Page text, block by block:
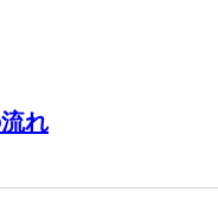
れ